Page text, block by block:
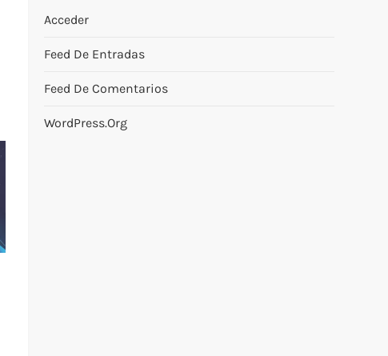
Acceder
Feed De Entradas
Feed De Comentarios
WordPress.org